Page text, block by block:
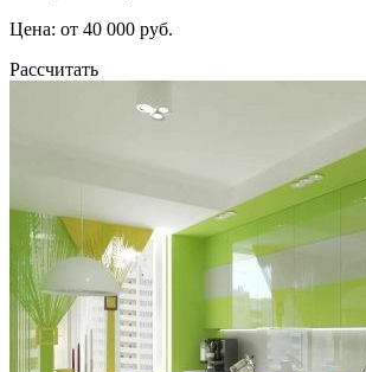
Цена: от 40 000 руб.
Рассчитать